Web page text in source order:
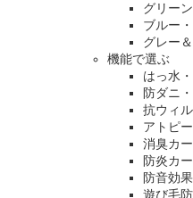
グリー
ブルー
グレー
機能で選ぶ
はっ水
防ダニ
抗ウィ
アトピ
消臭カ
防炎カ
防音効
遊び毛